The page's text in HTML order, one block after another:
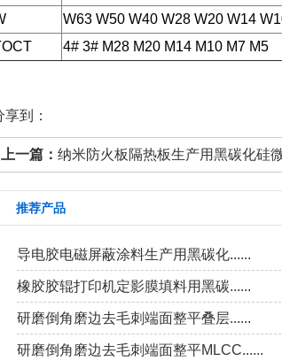
W63 W50 W40 W28 W20 W14
4# 3# M28 M20 M14 M10 M7 M5
享到：
上一篇： 纳米防火板隔热板生产用黑碳化硅
推荐产品
导电胶电磁屏蔽涂料生产用黑碳化......
橡胶胶辊打印机定影膜填料用黑碳......
研磨倒角磨边去毛刺端面整平叠层......
研磨倒角磨边去毛刺端面整平MLCC......